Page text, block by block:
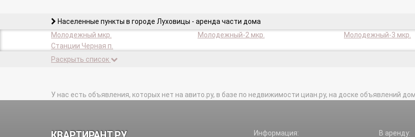
Населенные пункты в городе Луховицы - аренда части дома
Молодежный мкр.
Молодежный-2 мкр. Молодежный-3 мкр.
Станции Черная п.
Раскрыть список
У нас есть объявления, которых нет на авито.ру, в базе по недвижимости циан.ру, на доске объявлений
Информация: В аренду: